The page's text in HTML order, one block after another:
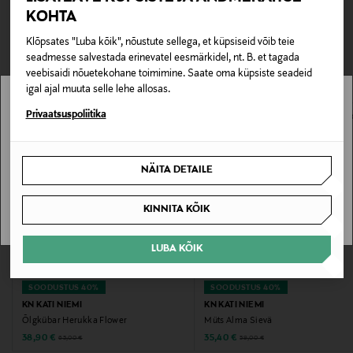
KOHTA
Klõpsates "Luba kõik", nõustute sellega, et küpsiseid võib teie
seadmesse salvestada erinevatel eesmärkidel, nt. B. et tagada
veebisaidi nõuetekohane toimimine. Saate oma küpsiste seadeid
igal ajal muuta selle lehe allosas.
Privaatsuspoliitika
NÄITA DETAILE
KINNITA KÕIK
LUBA KÕIK
Tootenumber
177847873
Materjal
100% õlg
57
Tootjamaa
ITAALIA
Valmistaja tootenumber
0,00 €
Tarnimine pakiautomaati või postkontorisse
0,00 € – 4,90 €
TEISED KLIENDID
VAATASID KA
SOODUSTUS 40%
KN KATI NIEMI
Õlgkübar Herukka Flower
Discounted Price
38,90 € Original Price
65,00 €
SOODUSTUS 40%
KN KATI NIEMI
Müts Alma Sievä
Discounted Price
35,40 € Original Price
59,00 €
Stockmann pole Sinu riigis saadaval.
SAAN ARU